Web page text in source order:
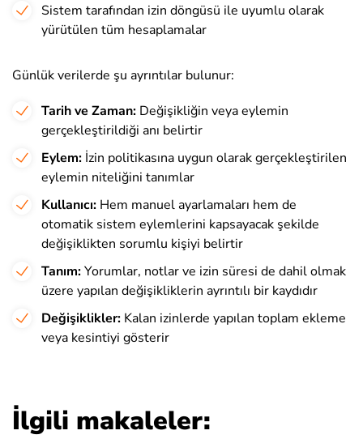
Sistem tarafından izin döngüsü ile uyumlu olarak
yürütülen tüm hesaplamalar
Günlük verilerde şu ayrıntılar bulunur:
Tarih ve Zaman: Değişikliğin veya eylemin
gerçekleştirildiği anı belirtir
Eylem: İzin politikasına uygun olarak gerçekleştirilen
eylemin niteliğini tanımlar
Kullanıcı: Hem manuel ayarlamaları hem de
otomatik sistem eylemlerini kapsayacak şekilde
değişiklikten sorumlu kişiyi belirtir
Tanım:Yorumlar, notlar ve izin süresi de dahil olmak
üzere yapılan değişikliklerin ayrıntılı bir kaydıdır
Değişiklikler: Kalan izinlerde yapılan toplam ekleme
veya kesintiyi gösterir
İlgili makaleler: